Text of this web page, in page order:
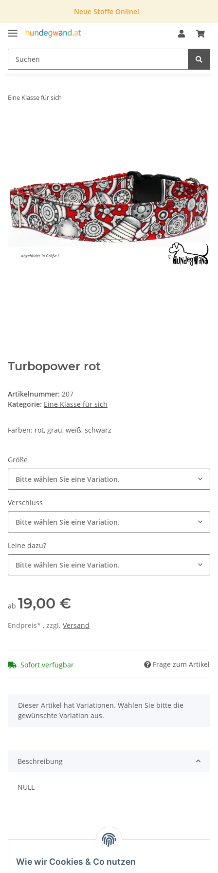
Neue Stoffe Online!
Eine Klasse für sich
Turbopower rot
Artikelnummer: 207
Kategorie: Eine Klasse für sich
Farben: rot, grau, weiß, schwarz
Größe
Bitte wählen Sie eine Variation.
Verschluss
Bitte wählen Sie eine Variation.
Leine dazu?
Bitte wählen Sie eine Variation.
ab 19,00 €
Endpreis* , zzgl. Versand
Sofort verfügbar Frage zum Artikel
x
Dieser Artikel hat Variationen. Wählen Sie bitte die
gewünschte Variation aus.
Beschreibung
NULL
Wie wir Cookies & Co nutzen